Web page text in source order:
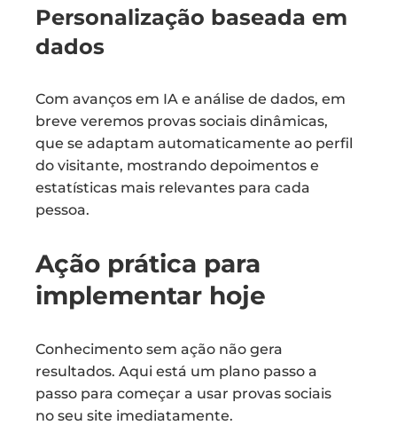
Personalização baseada em
dados
Com avanços em IA e análise de dados, em
breve veremos provas sociais dinâmicas,
que se adaptam automaticamente ao perfil
do visitante, mostrando depoimentos e
estatísticas mais relevantes para cada
pessoa.
Ação prática para
implementar hoje
Conhecimento sem ação não gera
resultados. Aqui está um plano passo a
passo para começar a usar provas sociais
no seu site imediatamente.